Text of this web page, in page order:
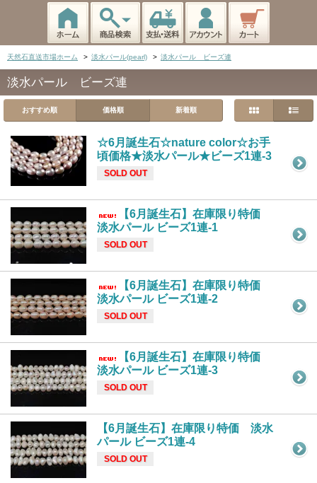
天然石直送市場ホーム > 淡水パール(pearl) > 淡水パール ビーズ連
淡水パール ビーズ連
おすすめ順 価格順 新着順
☆6月誕生石☆nature color☆お手
頃価格★淡水パール★ビーズ1連-3
SOLD OUT
【6月誕生石】在庫限り特価
淡水パール ビーズ1連-1
SOLD OUT
【6月誕生石】在庫限り特価
淡水パール ビーズ1連-2
SOLD OUT
【6月誕生石】在庫限り特価
淡水パール ビーズ1連-3
SOLD OUT
【6月誕生石】在庫限り特価 淡水
パール ビーズ1連-4
SOLD OUT